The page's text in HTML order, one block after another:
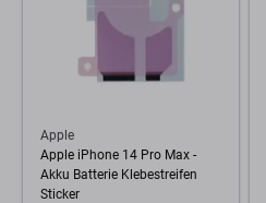
Apple
Apple iPhone 14 Pro Max -
Akku Batterie Klebestreifen
Sticker